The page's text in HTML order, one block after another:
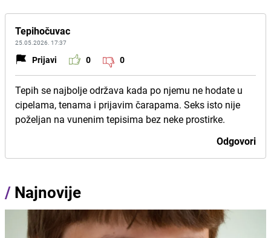
Tepihočuvac
25.05.2026. 17:37
Prijavi 0 0
Tepih se najbolje održava kada po njemu ne hodate u
cipelama, tenama i prijavim čarapama. Seks isto nije
poželjan na vunenim tepisima bez neke prostirke.
Odgovori
/ Najnovije